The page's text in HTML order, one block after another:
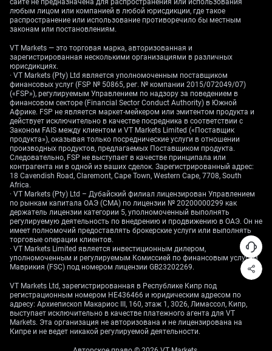
Позиционирование:
финальный рост, затем
крупное снижение
Эту точку зрения поддерживают «внутренние»
рыночные показатели. Индекс CBOE VIX
(показатель ожидаемой волатильности, часто
называемый «индексом страха») остаётся
относительно низким и закрылся на прошлой
неделе на 15,2 — это означает, что распродажа не
похожа на паническую. Кроме того, коэффициент
put/call по акциям (соотношение пут-опционов,
которые обычно покупают для защиты от падения,
к колл-опционам) в пятницу поднялся до 0,68. Это
показывает рост хеджирования (страховки
портфелей), что нередко наблюдается рядом с
краткосрочными минимумами. Иными словами,
хотя число растущих акций сокращалось, текущий
откат может формировать базу для ещё одного
движения вверх.
Далее текст советует менять подход после
сайте не предназначена для распространения или использования
любым лицом или компанией в любой юрисдикции, где такое
распространение или использование противоречило бы местным
законам или постановлениям.
VT Markets — это торговая марка, авторизованная и
зарегистрированная несколькими организациями в различных
юрисдикциях.
· VT Markets (Pty) Ltd является уполномоченным поставщиком
финансовых услуг (FSP № 50865, рег. № компании 2015/072049/07)
(«FSP»), регулируемым Управлением по надзору за поведением в
финансовом секторе (Financial Sector Conduct Authority) в Южной
Африке. FSP не является маркет-мейкером или эмитентом продукта и
действует исключительно в качестве посредника в соответствии с
Законом FAIS между клиентом и VT Markets Limited («Поставщик
продукта»), оказывая только посреднические услуги в отношении
производных продуктов, предлагаемых Поставщиком продукта.
Следовательно, FSP не выступает в качестве принципала или
контрагента ни в одной из ваших сделок. Зарегистрированный адрес:
18 Cavendish Road, Claremont, Cape Town, Western Cape, 7708, South
Africa.
· VT Markets (Pty) Ltd – Дубайский филиал лицензирован Управлением
по рынкам капитала ОАЭ (CMA) по лицензии № 20200000299 как
держатель лицензии категории 5, уполномоченный выполнять
регулируемую деятельность по внедрению и продвижению в ОАЭ. Он не
имеет полномочий предоставлять брокерские услуги или выполнять
торговые операции клиентов.
· VT Markets Limited является инвестиционным дилером,
уполномоченным и регулируемым Комиссией по финансовым услугам
Маврикия (FSC) под номером лицензии GB23202269.
VT Markets Ltd, зарегистрированная в Республике Кипр под
регистрационным номером HE436466 и юридическим адресом по
адресу: Архиепископ Макариос III, 160, этаж 1, 3026, Лимассол, Кипр,
выступает исключительно в качестве платежного агента для VT
Markets. Эта организация не авторизована и не лицензирована на
Кипре и не ведет никакой регулируемой деятельности.